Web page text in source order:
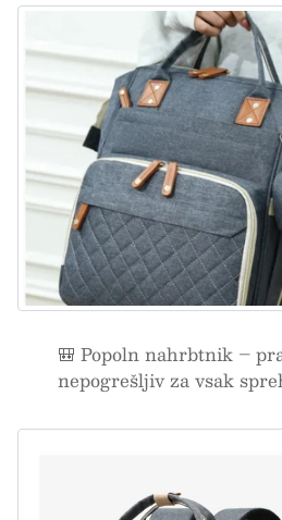
🎒 Popoln nahrbtnik –
nepogrešljiv za vsak